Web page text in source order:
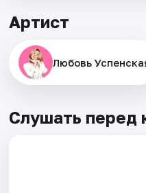
Артист
Любовь
Слушать перед